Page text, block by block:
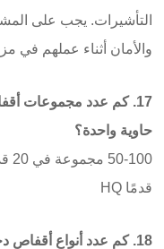
التأشيرات. يجب على
والأمان أثناء عملهم في
17. كم عدد مجموعات
حاوية واحدة؟
قدمًا HQ
18. كم عدد أنواع أقفاص دجاج البياض؟